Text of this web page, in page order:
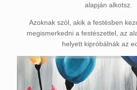
alapján alkotsz.
Azoknak szól, akik a festésben
megismerkedni a festészettel, az
helyett kipróbálnák az